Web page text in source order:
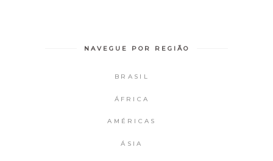
NAVEGUE POR REGIÃO
BRASIL
ÁFRICA
AMÉRICAS
ÁSIA